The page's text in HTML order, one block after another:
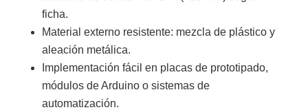
ficha.
Material externo resistente: mezcla de plástico y
aleación metálica.
Implementación fácil en placas de prototipado,
módulos de Arduino o sistemas de
automatización.